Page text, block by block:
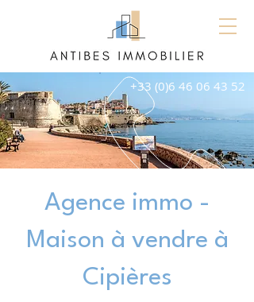
+33 (0)6 46 06 43 52
Agence immo -
Maison à vendre à
Cipières